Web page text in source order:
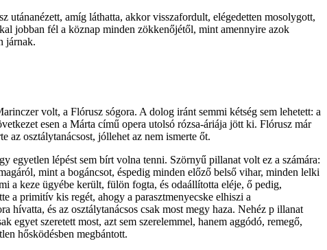
amíg láthatta, akkor visszafordult, elégedetten mosolygott,
jobban fél a köznap minden zökkenőjétől, mint amennyire azok
járnak.
volt, a Flórusz sógora. A dolog iránt semmi kétség sem lehetett: a
esen a Márta című opera utolsó rózsa-áriája jött ki. Flórusz már
az osztálytanácsost, jóllehet az nem ismerte őt.
egyetlen lépést sem bírt volna tenni. Szörnyű pillanat volt ez a számára:
mint a bogáncsot, éspedig minden előző belső vihar, minden lelki
a keze ügyébe került, fülön fogta, és odaállította eléje, ő pedig,
a primitív kis regét, ahogy a parasztmenyecske elhiszi a
hívatta, és az osztálytanácsos csak most megy haza. Nehéz p illanat
egyet szeretett most, azt sem szerelemmel, hanem aggódó, remegő,
hősködésben megbántott.